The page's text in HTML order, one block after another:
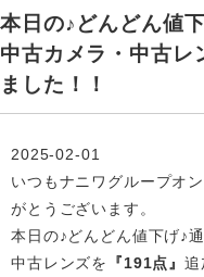
本日の♪どんどん値
中古カメラ・中古レ
ました！！
2025-02-01
いつもナニワグループオ
がとうございます。
本日の♪どんどん値下げ♪
中古レンズを
『191点』追